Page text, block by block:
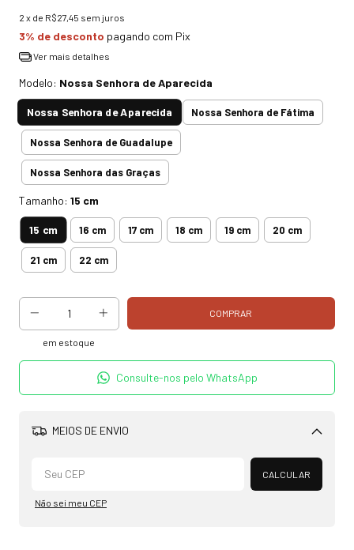
2 x de R$27,45 sem juros
3% de desconto pagando com Pix
Ver mais detalhes
Modelo: Nossa Senhora de Aparecida
Nossa Senhora de Aparecida Nossa Senhora de Fátima
Nossa Senhora de Guadalupe
Nossa Senhora das Graças
Tamanho: 15 cm
15 cm 16 cm 17 cm 18 cm 19 cm 20 cm
21 cm 22 cm
em estoque
Consulte-nos pelo WhatsApp
MEIOS DE ENVIO
Alterar CEP
CALCULAR
Não sei meu CEP